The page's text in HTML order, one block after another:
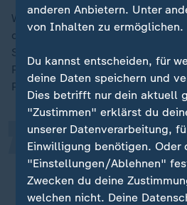
Wachsen dürfte die
die 7.000 bis 8.000 AfD-
Sie waren bislang nur teilweise
Politologin Anna-Sophie Heinze,
Parteijugend forscht,
Die neue AfD-
deutlich größer
Junge Alternative.
„
anderen Anbietern. Unter
von Inhalten zu ermöglichen.
Du kannst entscheiden, für
deine Daten speichern und
Dies betrifft nur dein aktuell
"Zustimmen" erklärst du
unserer Datenverarbeitung,
Einwilligung benötigen. Oder
"Einstellungen/Ablehnen"
Zwecken du deine
welchen nicht. Deine